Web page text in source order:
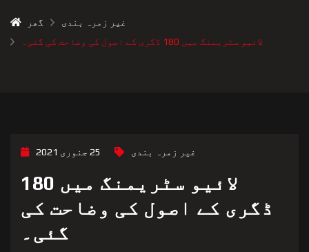
گھر
غیر زمرہ بندی
لائیو سٹریمنگ میں 180 ڈگری کے اصول کی وضاحت کی گئی۔
25 جنوری 2021 غیر زمرہ بندی
لائیو سٹریمنگ میں 180
ڈگری کے اصول کی وضاحت کی
گئی۔